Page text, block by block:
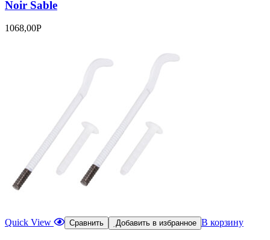
Noir Sable
1068,00Р
Quick View Сравнить Добавить в избранное В корзину